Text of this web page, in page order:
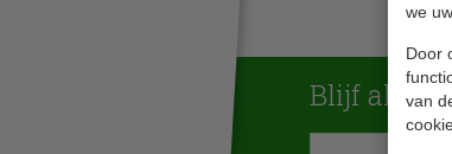
we
Door
van
Blijf altijd